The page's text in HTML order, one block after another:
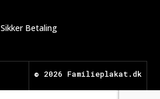
Sikker Betaling
© 2026 Familieplakat.dk